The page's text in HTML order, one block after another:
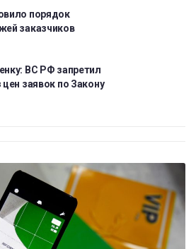
порядок
заказчиков
ВС РФ запретил
заявок по Закону